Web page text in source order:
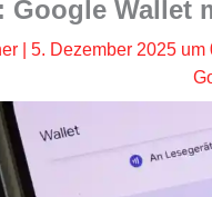
Google Wallet
5. Dezember 2025 um